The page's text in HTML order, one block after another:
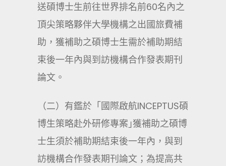
送碩博士生前往世界排名前60名內之
頂尖策略夥伴大學機構之出國旅費補
助，獲補助之碩博士生需於補助期結
束後一年內與到訪機構合作發表期刊
論文。
（二）有鑑於「國際啟航INCEPTUS碩
博生策略赴外研修專案｣獲補助之碩博
士生須於補助期結束後一年內，與到
訪機構合作發表期刊論文；為提高共